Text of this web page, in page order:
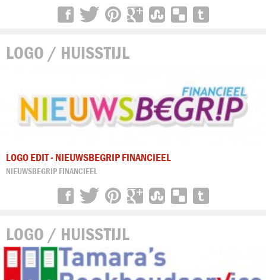
LOGO / HUISSTIJL
LOGO EDIT - NIEUWSBEGRIP FINANCIEEL
NIEUWSBEGRIP FINANCIEEL
LOGO / HUISSTIJL